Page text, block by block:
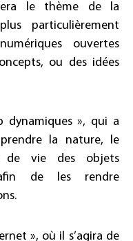
le thème de la
particulièrement
ouvertes
ou des idées
dynamiques », qui a
la nature, le
de vie des objets
afin de les rendre
», où il s’agira de